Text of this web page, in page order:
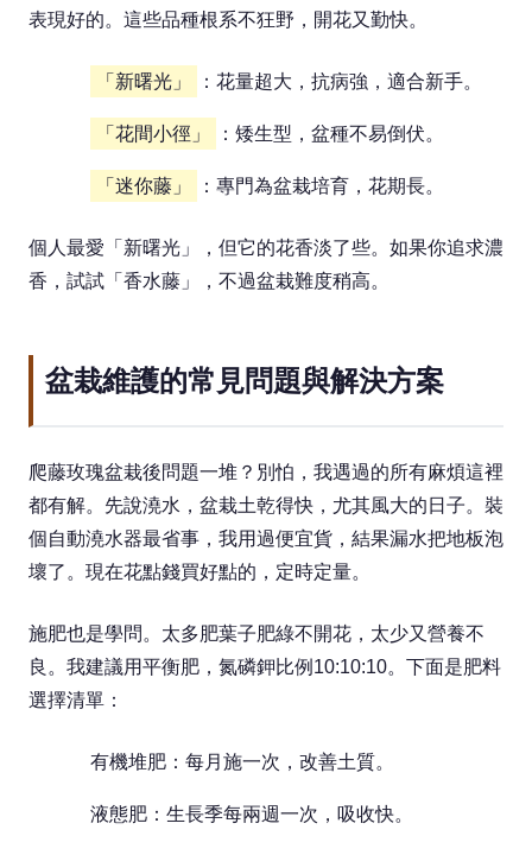
表現好的。這些品種根系不狂野，開花又勤快。
「新曙光」 ：花量超大，抗病強，適合新手。
「花間小徑」 ：矮生型，盆種不易倒伏。
「迷你藤」 ：專門為盆栽培育，花期長。
個人最愛「新曙光」，但它的花香淡了些。如果你追求濃
香，試試「香水藤」，不過盆栽難度稍高。
盆栽維護的常見問題與解決方案
爬藤玫瑰盆栽後問題一堆？別怕，我遇過的所有麻煩這裡
都有解。先說澆水，盆栽土乾得快，尤其風大的日子。裝
個自動澆水器最省事，我用過便宜貨，結果漏水把地板泡
壞了。現在花點錢買好點的，定時定量。
施肥也是學問。太多肥葉子肥綠不開花，太少又營養不
良。我建議用平衡肥，氮磷鉀比例10:10:10。下面是肥料
選擇清單：
有機堆肥：每月施一次，改善土質。
液態肥：生長季每兩週一次，吸收快。